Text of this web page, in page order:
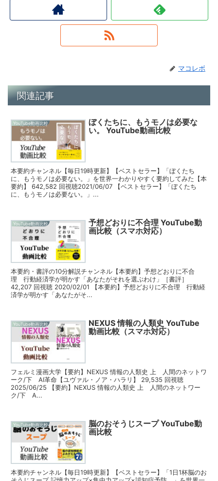
マコレボ
関連記事
YouTube動画比較
ぼくたちに、もうモノは必要な
い。 YouTube動画比較
本要約チャンネル【毎日19時更新】【ベストセラー】「ぼくたち
に、もうモノは必要ない。」を世界一わかりやすく要約してみた【本
要約】 642,582 回視聴2021/06/07 【ベストセラー】「ぼくたち
に、もうモノは必要ない。」...
YouTube動画比較
予想どおりに不合理 YouTube動
画比較（スマホ対応）
本要約・書評の10分解説チャンネル【本要約】予想どおりに不合
理 行動経済学が明かす「あなたがそれを選ぶわけ」［書評］
42,207 回視聴 2020/02/01 【本要約】予想どおりに不合理 行動経
済学が明かす「あなたがそ...
YouTube動画比較
NEXUS 情報の人類史 YouTube
動画比較（スマホ対応）
フェルミ漫画大学【要約】NEXUS 情報の人類史 上 人間のネットワ
ーク/下 AI革命【ユヴァル・ノア・ハラリ】 29,535 回視聴
2025/06/25 【要約】NEXUS 情報の人類史 上 人間のネットワー
ク/下 A...
YouTube動画比較
脳のおそうじスープ YouTube動
画比較
本要約チャンネル【毎日19時更新】【ベストセラー】「1日1杯脳のお